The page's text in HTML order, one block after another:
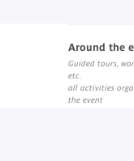
Around the
Guided tours,
etc.
all activities
the event